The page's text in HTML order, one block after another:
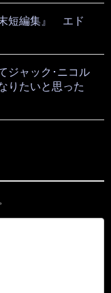
短編集』 エド
ジャック･ニコル
りたいと思った